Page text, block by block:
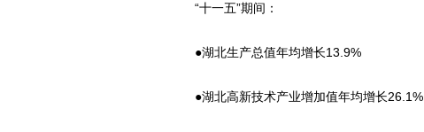
“十一五”期间：
●湖北生产总值年均增长13.9%
●湖北高新技术产业增加值年均增长26.1%